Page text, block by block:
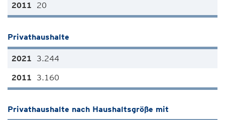
20
Privathaushalte
3.244
3.160
Privathaushalte nach Haushaltsgröße mit